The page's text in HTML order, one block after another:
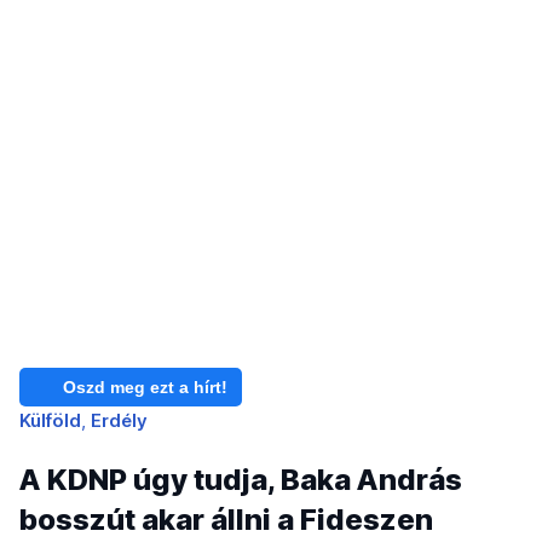
Oszd meg ezt a hírt!
Külföld Erdély
A KDNP úgy tudja, Baka András
bosszút akar állni a Fideszen